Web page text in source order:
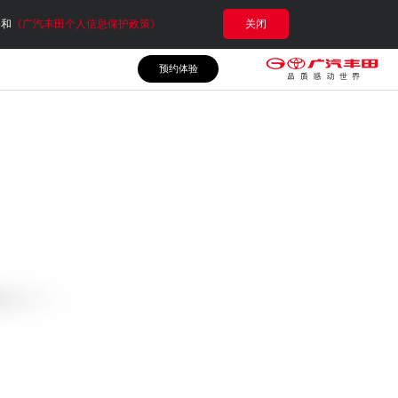
《广汽丰田个人信息保护政策》 关闭
预约体验